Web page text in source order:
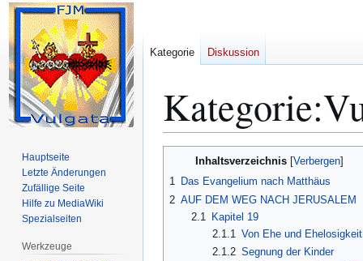
Kategorie:
Inhaltsverzeichnis
1 Das Evangelium nach Matthäus
2 AUF DEM WEG NACH JERUSALEM
2.1
Kapitel 19
2.1.1
Von Ehe und Ehelosigkeit
2.1.2 Segnung der Kinder
Kategorie Diskussion
Hauptseite
Letzte Änderungen
Zufällige Seite
Hilfe zu MediaWiki
Spezialseiten
Werkzeuge